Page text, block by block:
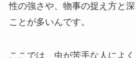
性の強さや、物事の捉え方と
ことが多いんです。
ここでは、虫が苦手な人によ